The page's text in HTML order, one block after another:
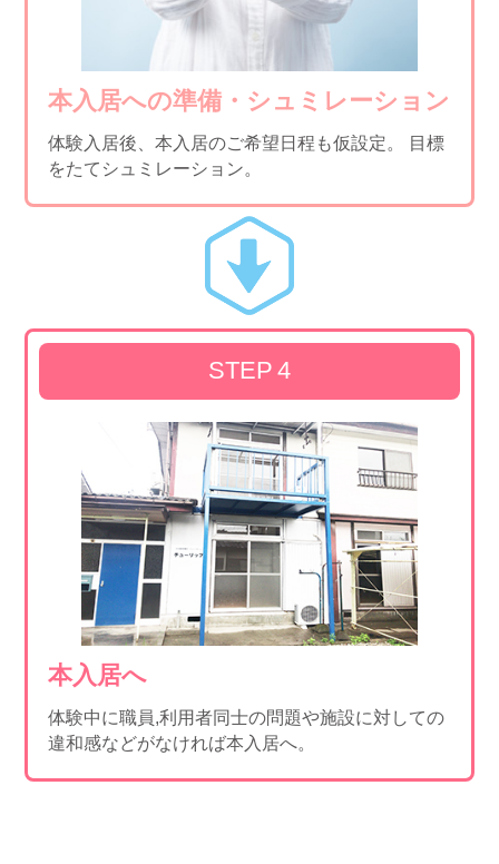
本入居への準備・シュミレーション
体験入居後、本入居のご希望日程も仮設定。
目標
をたてシュミレーション。
STEP 4
本入居へ
体験中に職員,利用者同士の問題や施設に対しての
違和感などがなければ本入居へ。